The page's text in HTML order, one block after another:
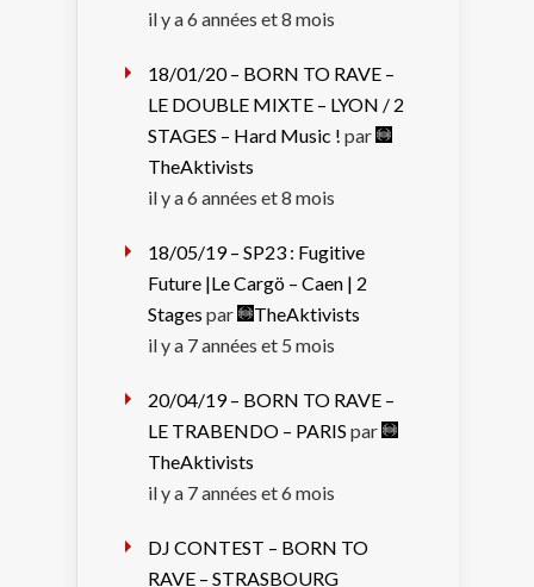
il y a 6 années et 8 mois
18/01/20 – BORN TO RAVE –
LE DOUBLE MIXTE – LYON / 2
STAGES – Hard Music ! par
TheAktivists
il y a 6 années et 8 mois
18/05/19 – SP23 : Fugitive
Future |Le Cargö – Caen | 2
Stages par
TheAktivists
il y a 7 années et 5 mois
20/04/19 – BORN TO RAVE –
LE TRABENDO – PARIS par
TheAktivists
il y a 7 années et 6 mois
DJ CONTEST – BORN TO
RAVE – STRASBOURG